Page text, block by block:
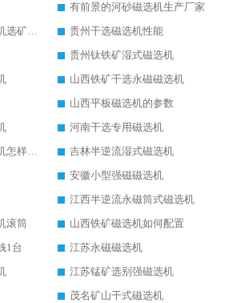
有前景的河砂磁选机生产厂家
什么牌子的河砂磁选机选矿效果好
贵州干选磁选机性能
贵州钛铁矿湿式磁选机
山西铁矿干选永磁磁选机
山西平板磁选机的参数
河南干选专用磁选机
贵州矿山用干选磁选机怎样调磁
吉林半逆流湿式磁选机
安徽小型强磁磁选机
江西半逆流永磁筒式磁选机
滚筒
山西铁矿磁选机如何配置
1台
江苏永磁磁选机
江苏锰矿选别强磁选机
茂名矿山干式磁选机